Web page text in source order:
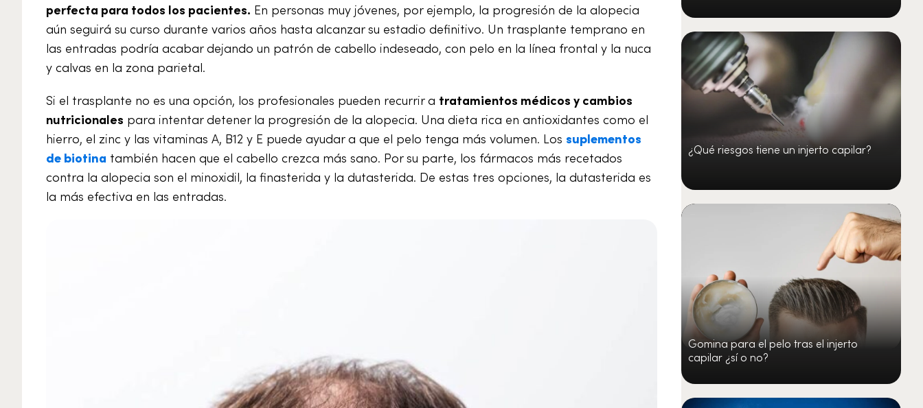
perfecta para todos los pacientes. En personas muy jóvenes, por ejemplo, la progresión de la alopecia
aún seguirá su curso durante varios años hasta alcanzar su estadio definitivo. Un trasplante temprano en
las entradas podría acabar dejando un patrón de cabello indeseado, con pelo en la línea frontal y la nuca
y calvas en la zona parietal.
Si el trasplante no es una opción, los profesionales pueden recurrir a tratamientos médicos y cambios
nutricionales para intentar detener la progresión de la alopecia. Una dieta rica en antioxidantes como el
hierro, el zinc y las vitaminas A, B12 y E puede ayudar a que el pelo tenga más volumen. Los suplementos
de biotina también hacen que el cabello crezca más sano. Por su parte, los fármacos más recetados
contra la alopecia son el minoxidil, la finasterida y la dutasterida. De estas tres opciones, la dutasterida es
la más efectiva en las entradas.
¿Qué riesgos tiene un injerto capilar?
Gomina para el pelo tras el injerto
capilar ¿sí o no?